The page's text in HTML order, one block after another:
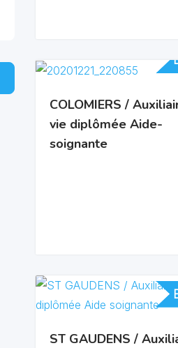
COLOMIERS /
vie diplômée Aide-
soignante
ST GAUDENS /